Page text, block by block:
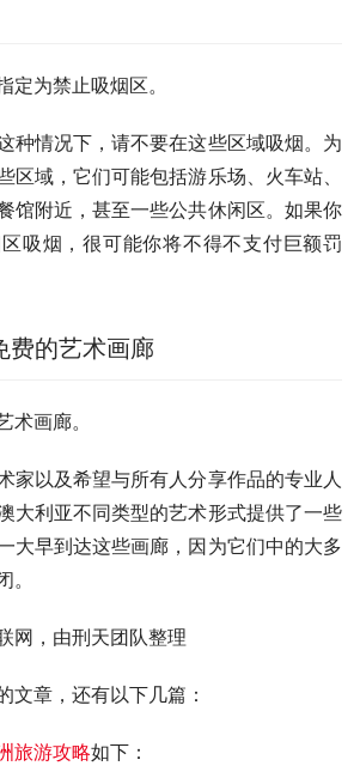
定为禁止吸烟区。
种情况下，请不要在这些区域吸烟。为
区域，它们可能包括游乐场、火车站、
馆附近，甚至一些公共休闲区。如果你
吸烟，很可能你将不得不支付巨额罚
费的艺术画廊
术画廊。
家以及希望与所有人分享作品的专业人
大利亚不同类型的艺术形式提供了一些
大早到达这些画廊，因为它们中的大多
网，由刑天团队整理
文章，还有以下几篇：
旅游攻略如下：